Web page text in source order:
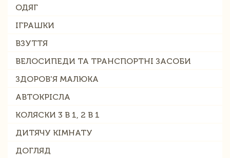
ОДЯГ
ІГРАШКИ
ВЗУТТЯ
ВЕЛОСИПЕДИ ТА ТРАНСПОРТНІ ЗАСОБИ
ЗДОРОВ'Я МАЛЮКА
АВТОКРІСЛА
КОЛЯСКИ 3 В 1, 2 В 1
ДИТЯЧУ КІМНАТУ
ДОГЛЯД